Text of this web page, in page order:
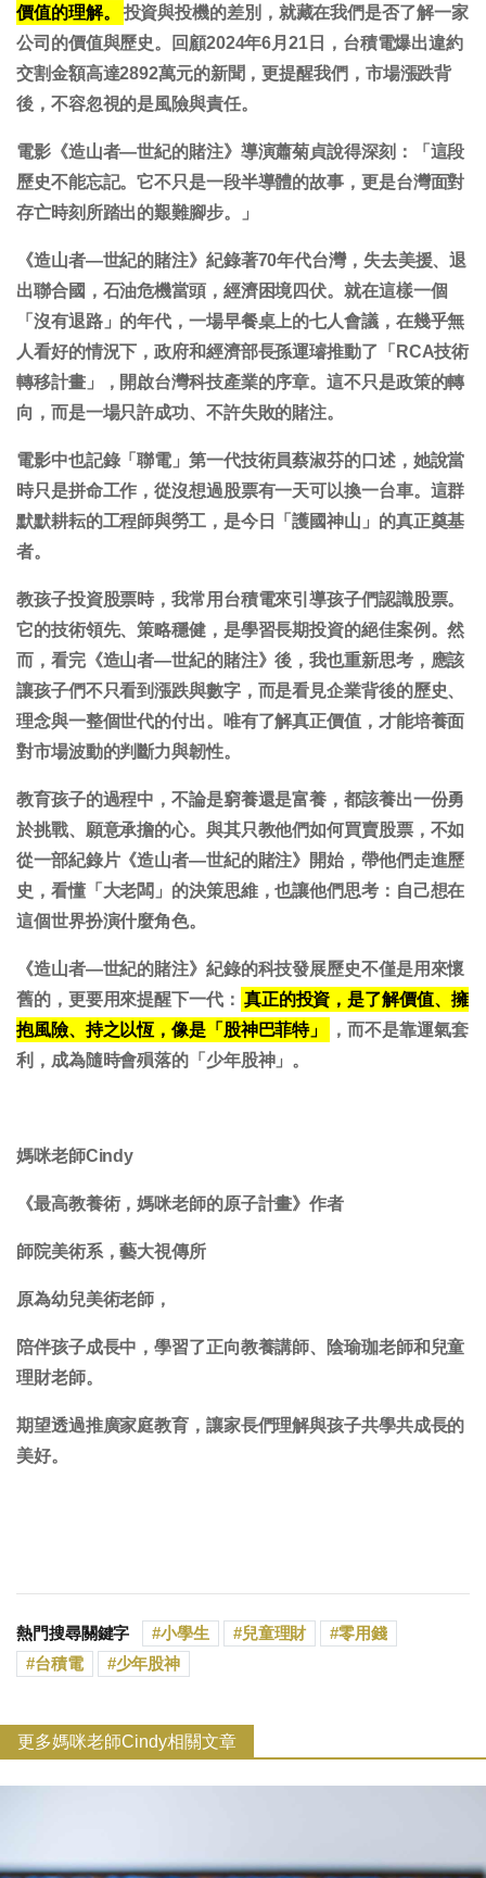
價值的理解。
投資與投機的差別，就藏在我們是否了解一家
公司的價值與歷史。回顧2024年6月21日，台積電爆出違約
交割金額高達2892萬元的新聞，更提醒我們，市場漲跌背
後，不容忽視的是風險與責任。
電影《造山者—世紀的賭注》導演蕭菊貞說得深刻：「這段
歷史不能忘記。它不只是一段半導體的故事，更是台灣面對
存亡時刻所踏出的艱難腳步。」
《造山者—世紀的賭注》紀錄著70年代台灣，失去美援、退
出聯合國，石油危機當頭，經濟困境四伏。就在這樣一個
「沒有退路」的年代，一場早餐桌上的七人會議，在幾乎無
人看好的情況下，政府和經濟部長孫運璿推動了「RCA技術
轉移計畫」，開啟台灣科技產業的序章。這不只是政策的轉
向，而是一場只許成功、不許失敗的賭注。
電影中也記錄「聯電」第一代技術員蔡淑芬的口述，她說當
時只是拼命工作，從沒想過股票有一天可以換一台車。這群
默默耕耘的工程師與勞工，是今日「護國神山」的真正奠基
者。
教孩子投資股票時，我常用台積電來引導孩子們認識股票。
它的技術領先、策略穩健，是學習長期投資的絕佳案例。然
而，看完《造山者—世紀的賭注》後，我也重新思考，應該
讓孩子們不只看到漲跌與數字，而是看見企業背後的歷史、
理念與一整個世代的付出。唯有了解真正價值，才能培養面
對市場波動的判斷力與韌性。
教育孩子的過程中，不論是窮養還是富養，都該養出一份勇
於挑戰、願意承擔的心。與其只教他們如何買賣股票，不如
從一部紀錄片《造山者—世紀的賭注》開始，帶他們走進歷
史，看懂「大老闆」的決策思維，也讓他們思考：自己想在
這個世界扮演什麼角色。
《造山者—世紀的賭注》紀錄的科技發展歷史不僅是用來懷
舊的，更要用來提醒下一代： 真正的投資，是了解價值、擁
抱風險、持之以恆，像是「股神巴菲特」
，而不是靠運氣套
利，成為隨時會殞落的「少年股神」。
媽咪老師Cindy
《最高教養術，媽咪老師的原子計畫》作者
師院美術系，藝大視傳所
原為幼兒美術老師，
陪伴孩子成長中，學習了正向教養講師、陰瑜珈老師和兒童
理財老師。
期望透過推廣家庭教育，讓家長們理解與孩子共學共成長的
美好。
熱門搜尋關鍵字 小學生 兒童理財
零用錢
台積電
少年股神
更多媽咪老師Cindy相關文章